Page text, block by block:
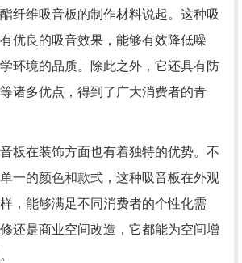
纤维吸音板的制作材料说起。这种吸
优良的吸音效果，能够有效降低噪
环境的品质。除此之外，它还具有防
诸多优点，得到了广大消费者的青
板在装饰方面也有着独特的优势。不
一的颜色和款式，这种吸音板在外观
，能够满足不同消费者的个性化需
还是商业空间改造，它都能为空间增